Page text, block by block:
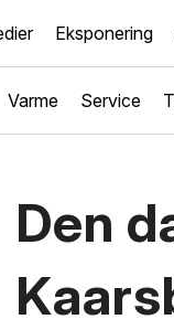
Eksponering
Varme Service
Den